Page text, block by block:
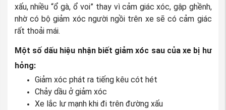
xấu, nhiều “ổ gà, ổ voi” thay vì cảm giác xóc, gập ghềnh,
nhờ có bộ giảm xóc người ngồi trên xe sẽ có cảm giác
rất thoải mái.
Một số dấu hiệu nhận biết giảm xóc sau của xe bị hư
hỏng:
Giảm xóc phát ra tiếng kêu cót hét
Chảy dầu ở giảm xóc
Xe lắc lư mạnh khi đi trên đường xấu